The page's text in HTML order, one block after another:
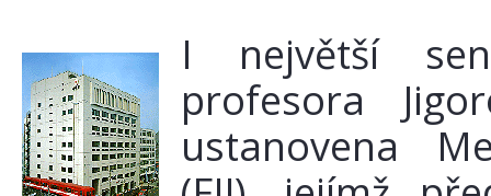
I největší
profesora
ustanovena